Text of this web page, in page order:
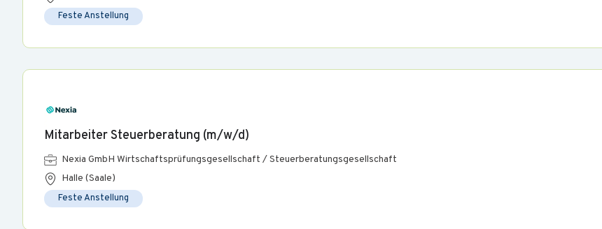
Feste Anstellung
Mitarbeiter Steuerberatung (m/w/d)
Nexia GmbH Wirtschaftsprüfungsgesellschaft / Steuerberatungsgesellschaft
Halle (Saale)
Feste Anstellung